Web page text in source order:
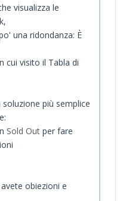
visualizza le
una ridondanza: È
cui visito il Tabla di
più semplice
Sold Out per fare
obiezioni e